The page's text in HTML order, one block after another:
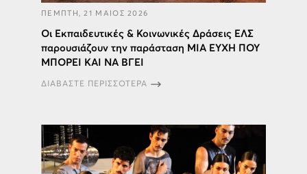
ΠΕΜΠΤΗ, 21 ΜΑΙΟΣ 2026
Οι Εκπαιδευτικές & Κοινωνικές Δράσεις ΕΛΣ
παρουσιάζουν την παράσταση ΜΙΑ ΕΥΧΗ ΠΟΥ
ΜΠΟΡΕΙ ΚΑΙ ΝΑ ΒΓΕΙ
ΔΙΑΒΑΣΤΕ ΠΕΡΙΣΣΟΤΕΡΑ